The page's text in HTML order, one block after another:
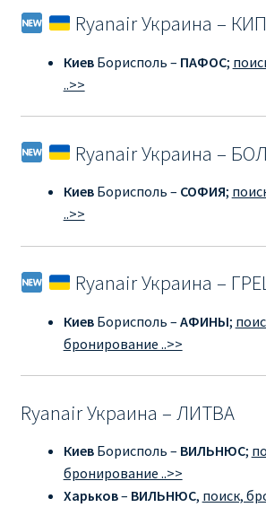
ДЕШЕВЫЕ АВИАБИЛЕТЫ В БУХАРЕСТ
ДЕШЕВЫЕ АВИАБИЛЕТЫ В ВАРШАВУ
ДЕШЕВЫЕ АВИАБИЛЕТЫ В МИЛАН
ДЕШЕВЫЕ АВИАБИЛЕТЫ В ПАРИЖ
ДЕШЕВЫЕ АВИАБИЛЕТЫ НА КИПР
ВЫБОР И БРОНИРОВАНИЯ МЕСТ В
ЗАДЕРЖКА, ОТМЕНА, ПЕРЕНОС
ИЗМЕНЕНИЕ БРОНИРОВАНИЯ
Ryanair Украина –
КиевБорисполь – ПАФОС;
..>>
Ryanair Украина –
КиевБорисполь – СОФИЯ;
..>>
Ryanair Украина –
КиевБорисполь – АФИНЫ;
бронирование ..>>
Ryanair Украина – ЛИТВА
КиевБорисполь – ВИЛЬНЮС;
бронирование ..>>
Харьков– ВИЛЬНЮС, поиск,